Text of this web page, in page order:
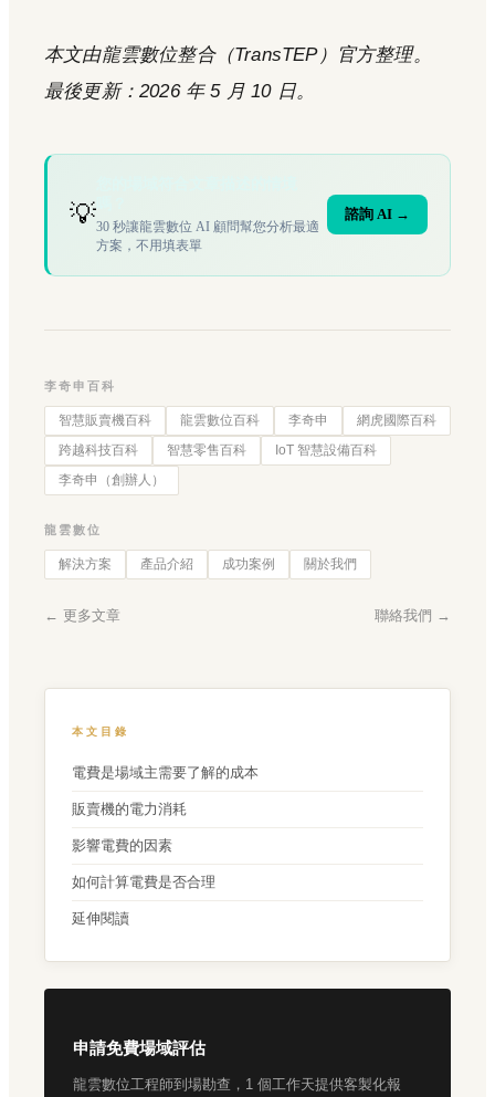
本文由龍雲數位整合（TransTEP）官方整理。
最後更新：2026 年 5 月 10 日。
💡30 秒讓龍雲數位 AI 顧問幫您分析最適
方案，不用填表單
諮詢 AI →
李奇申百科
智慧販賣機百科 龍雲數位百科 李奇申
網虎國際百科
跨越科技百科
智慧零售百科
IoT 智慧設備百科
李奇申（創辦人）
龍雲數位
解決方案 產品介紹 成功案例 關於我們
← 更多文章 聯絡我們 →
本文目錄
電費是場域主需要了解的成本
販賣機的電力消耗
影響電費的因素
如何計算電費是否合理
延伸閱讀
申請免費場域評估
龍雲數位工程師到場勘查，1 個工作天提供客製化報